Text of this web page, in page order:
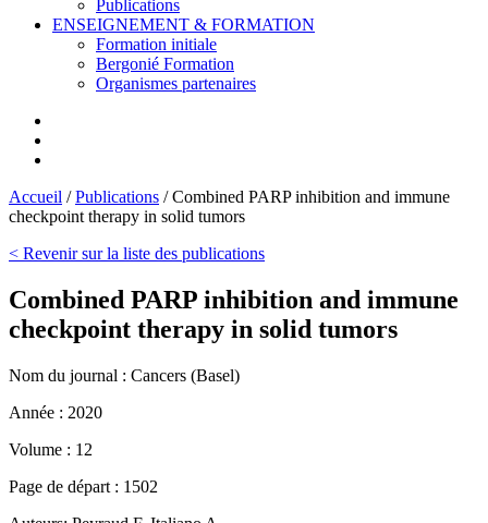
Publications
ENSEIGNEMENT & FORMATION
Formation initiale
Bergonié Formation
Organismes partenaires
Accueil /Publications /Combined PARP inhibition and immune
checkpoint therapy in solid tumors
< Revenir sur la liste des publications
Combined PARP inhibition and immune
checkpoint therapy in solid tumors
Nom du journal : Cancers (Basel)
Année : 2020
Volume : 12
Page de départ : 1502